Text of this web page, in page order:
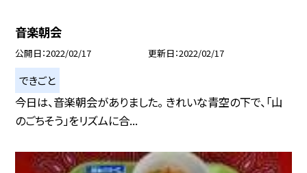
音楽朝会
公開日 2022/02/17 更新日 2022/02/17
できごと
今日は、音楽朝会がありました。 きれいな青空の下で、「山
のごちそう」をリズムに合...